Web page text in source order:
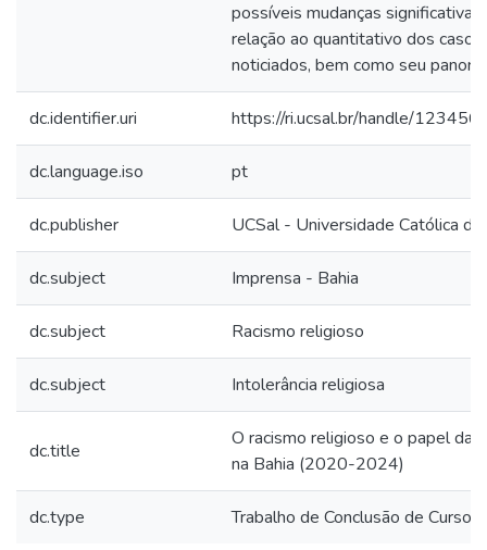
possíveis mudanças significativas
relação ao quantitativo dos casos
noticiados, bem como seu
dc.identifier.uri https://ri.ucsal.br/handle/
dc.language.iso pt
dc.publisher UCSal - Universidade Católica
dc.subject Imprensa - Bahia
dc.subject Racismo religioso
dc.subject Intolerância religiosa
dc.title
O racismo religioso e o papel da
na Bahia (2020-2024)
dc.type Trabalho de Conclusão de Curso